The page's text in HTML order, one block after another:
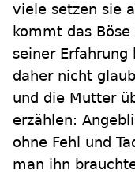
viele setzen sie
kommt das
seiner Erfahrung
daher nicht
und die Mutter
erzählen:
ohne Fehl und
man ihn